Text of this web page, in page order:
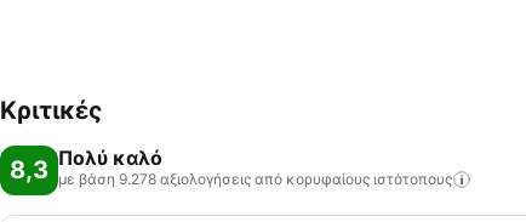
Κριτικές
8,3 Πολύ καλό
με βάση 9.278 αξιολογήσεις από κορυφαίους ιστότοπους